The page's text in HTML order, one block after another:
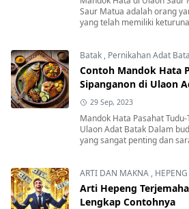
Saur Matua adalah orang
yang telah memiliki
Batak , Pernikahan Adat
Contoh Mandok Hata
Sipanganon di Ulaon
29 Sep, 2023
Mandok Hata Pasahat
Ulaon Adat Batak Dalam
yang sangat penting dan
ARTI DAN MAKNA , HEPENG
Arti Hepeng
Lengkap Contohnya